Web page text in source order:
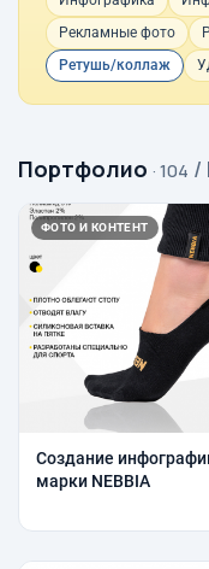
Рекламные фото
Ретушь/коллаж
Портфолио · 104 /
ФОТО И КОНТЕНТ
Создание
марки NEBBIA